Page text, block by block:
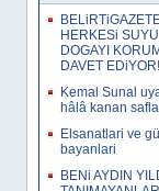
HERKESi SUYU
DOGAYI
DAVET EDiYOR!
Kemal Sunal
hâlâ kanan
Elsanatlari ve
bayanlari
BENi AYDIN